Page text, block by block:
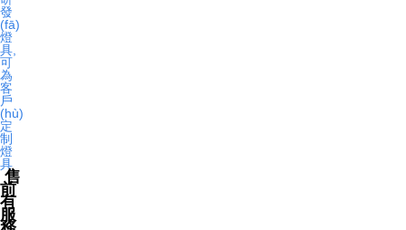
發
(fā)
燈
具,
可
為
客
戶
(hù)
定
制
燈
具
售
前
有
服